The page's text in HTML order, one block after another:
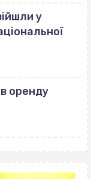
у
оренду